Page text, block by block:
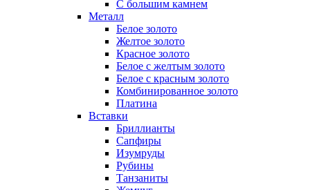
С большим камнем
Металл
Белое золото
Желтое золото
Красное золото
Белое с желтым золото
Белое с красным золото
Комбинированное золото
Платина
Вставки
Бриллианты
Сапфиры
Изумруды
Рубины
Танзаниты